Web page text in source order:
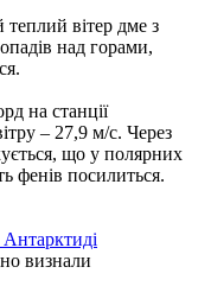
вітер дме з
над горами,
на станції
– 27,9 м/c. Через
що у полярних
фенів посилиться.
визнали